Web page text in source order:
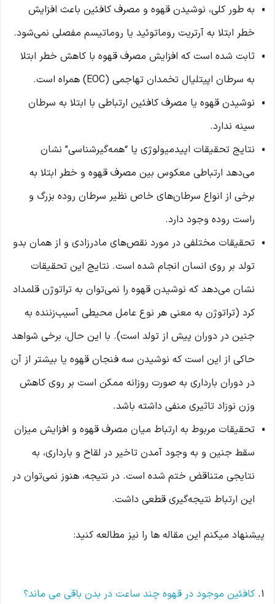
به طور کلی، نوشیدن قهوه و مصرف کافئین باعث افزایش
خطر ابتلا به آرتریت روماتوئید یا روماتیسم مفصلی نمی‌شود.
ثابت شده است که افزایش مصرف قهوه با کاهش خطر ابتلا
به سرطان اپیتلیال تخمدان تهاجمی (EOC) همراه است.
نوشیدن قهوه یا مصرف کافئین ارتباطی با ابتلا به سرطان
سینه ندارد.
نتایج تحقیقات اپیدمیولوژی یا “همه‌گیرشناسی” نشان
می‌دهد ارتباطی معکوس بین مصرف قهوه و خطر ابتلا به
برخی از انواع سرطان‌های خاص نظیر سرطان روده بزرگ و
راست روده وجود دارد.
تحقیقات مختلفی در مورد نقص‌های مادرزادی و از همان بدو
تولد بر روی انسان انجام شده است. نتایج این تحقیقات
نشان می‌دهد که نوشیدن قهوه را نمی‌توان به تراتوژن قلمداد
کرد (تراتوژن به معنی هر نوع عامل محیطی آسیب‌زننده به
جنین در دوران پیش از تولد است). با این حال، برخی شواهد
حاکی از این است که نوشیدن سه فنجان قهوه یا بیشتر از آن
در دوران بارداری به صورت روزانه ممکن است بر روی کاهش
وزن نوزاد تاثیری منفی داشته باشد.
تحقیقات مربوط به ارتباط میان مصرف قهوه و افزایش میزان
سقط جنین و به وجود آمدن تاخیر در لقاح و بارداری، به
نتایجی متناقض ختم شده است. در نتیجه، هنوز نمی‌توان در
این ارتباط نتیجه‌گیری قطعی داشت.
پیشنهاد میکنم این مقاله ها را نیز مطالعه کنید:
کافئین موجود در قهوه چند ساعت در بدن باقی می ماند؟